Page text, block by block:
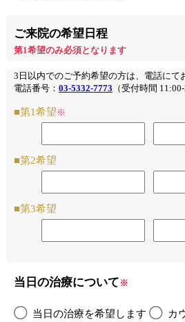
ご来院の希望日程
第1希望のみ必須となります
3日以内でのご予約希望の方は、電話にて
電話番号： 03-5332-7773 （受付時間 11:00-
■第1希望 ※
■第2希望
■第3希望
当日の治療について ※
当日の治療を希望します カ